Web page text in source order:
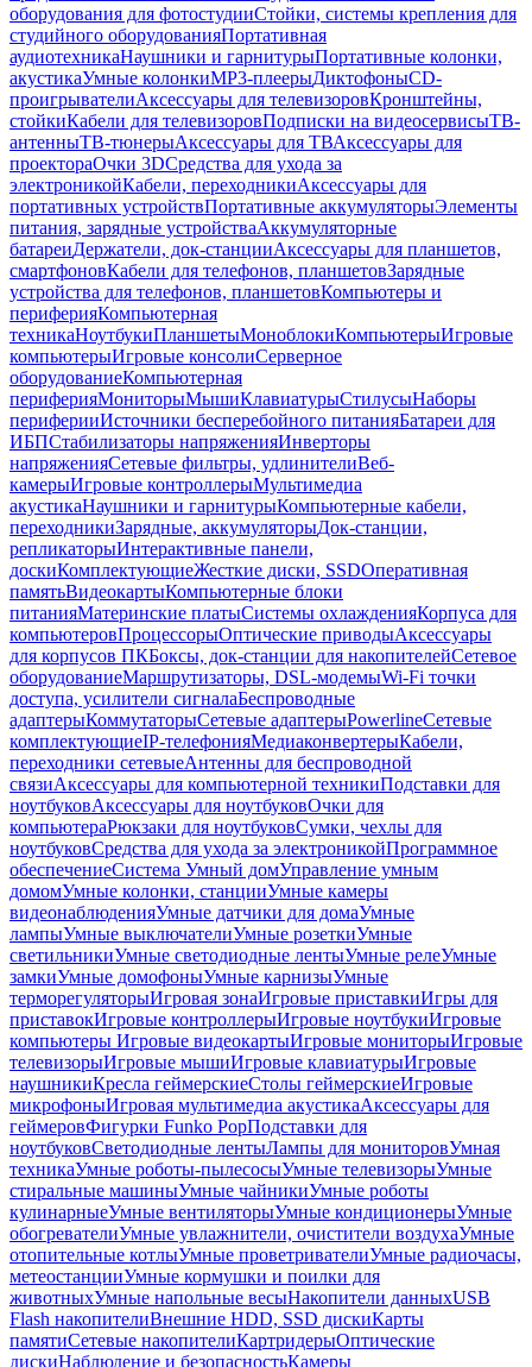
оборудования для фотостудииСтойки, системы крепления для
студийного оборудованияПортативная
аудиотехникаНаушники и гарнитурыПортативные колонки,
акустикаУмные колонкиMP3-плеерыДиктофоныCD-
проигрывателиАксессуары для телевизоровКронштейны,
стойкиКабели для телевизоровПодписки на видеосервисыТВ-
антенныТВ-тюнерыАксессуары для ТВАксессуары для
проектораОчки 3DСредства для ухода за
электроникойКабели, переходникиАксессуары для
портативных устройствПортативные аккумуляторыЭлементы
питания, зарядные устройстваАккумуляторные
батареиДержатели, док-станцииАксессуары для планшетов,
смартфоновКабели для телефонов, планшетовЗарядные
устройства для телефонов, планшетовКомпьютеры и
периферияКомпьютерная
техникаНоутбукиПланшетыМоноблокиКомпьютерыИгровые
компьютерыИгровые консолиСерверное
оборудованиеКомпьютерная
периферияМониторыМышиКлавиатурыСтилусыНаборы
периферииИсточники бесперебойного питанияБатареи для
ИБПСтабилизаторы напряженияИнверторы
напряженияСетевые фильтры, удлинителиВеб-
камерыИгровые контроллерыМультимедиа
акустикаНаушники и гарнитурыКомпьютерные кабели,
переходникиЗарядные, аккумуляторыДок-станции,
репликаторыИнтерактивные панели,
доскиКомплектующиеЖесткие диски, SSDОперативная
памятьВидеокартыКомпьютерные блоки
питанияМатеринские платыСистемы охлажденияКорпуса для
компьютеровПроцессорыОптические приводыАксессуары
для корпусов ПКБоксы, док-станции для накопителейСетевое
оборудованиеМаршрутизаторы, DSL-модемыWi-Fi точки
доступа, усилители сигналаБеспроводные
адаптерыКоммутаторыСетевые адаптерыPowerlineСетевые
комплектующиеIP-телефонияМедиаконвертерыКабели,
переходники сетевыеАнтенны для беспроводной
связиАксессуары для компьютерной техникиПодставки для
ноутбуковАксессуары для ноутбуковОчки для
компьютераРюкзаки для ноутбуковСумки, чехлы для
ноутбуковСредства для ухода за электроникойПрограммное
обеспечениеСистема Умный домУправление умным
домомУмные колонки, станцииУмные камеры
видеонаблюденияУмные датчики для домаУмные
лампыУмные выключателиУмные розеткиУмные
светильникиУмные светодиодные лентыУмные релеУмные
замкиУмные домофоныУмные карнизыУмные
терморегуляторыИгровая зонаИгровые приставкиИгры для
приставокИгровые контроллерыИгровые ноутбукиИгровые
компьютеры Игровые видеокартыИгровые мониторыИгровые
телевизорыИгровые мышиИгровые клавиатурыИгровые
наушникиКресла геймерскиеСтолы геймерскиеИгровые
микрофоныИгровая мультимедиа акустикаАксессуары для
геймеровФигурки Funko PopПодставки для
ноутбуковСветодиодные лентыЛампы для мониторовУмная
техникаУмные роботы-пылесосыУмные телевизорыУмные
стиральные машиныУмные чайникиУмные роботы
кулинарныеУмные вентиляторыУмные кондиционерыУмные
обогревателиУмные увлажнители, очистители воздухаУмные
отопительные котлыУмные проветривателиУмные радиочасы,
метеостанцииУмные кормушки и поилки для
животныхУмные напольные весыНакопители данныхUSB
Flash накопителиВнешние HDD, SSD дискиКарты
памятиСетевые накопителиКартридерыОптические
дискиНаблюдение и безопасностьКамеры